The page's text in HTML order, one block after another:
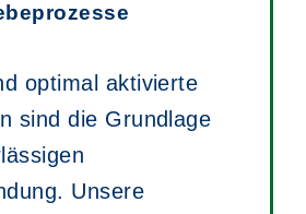
optimal aktivierte
sind die Grundlage
Unsere